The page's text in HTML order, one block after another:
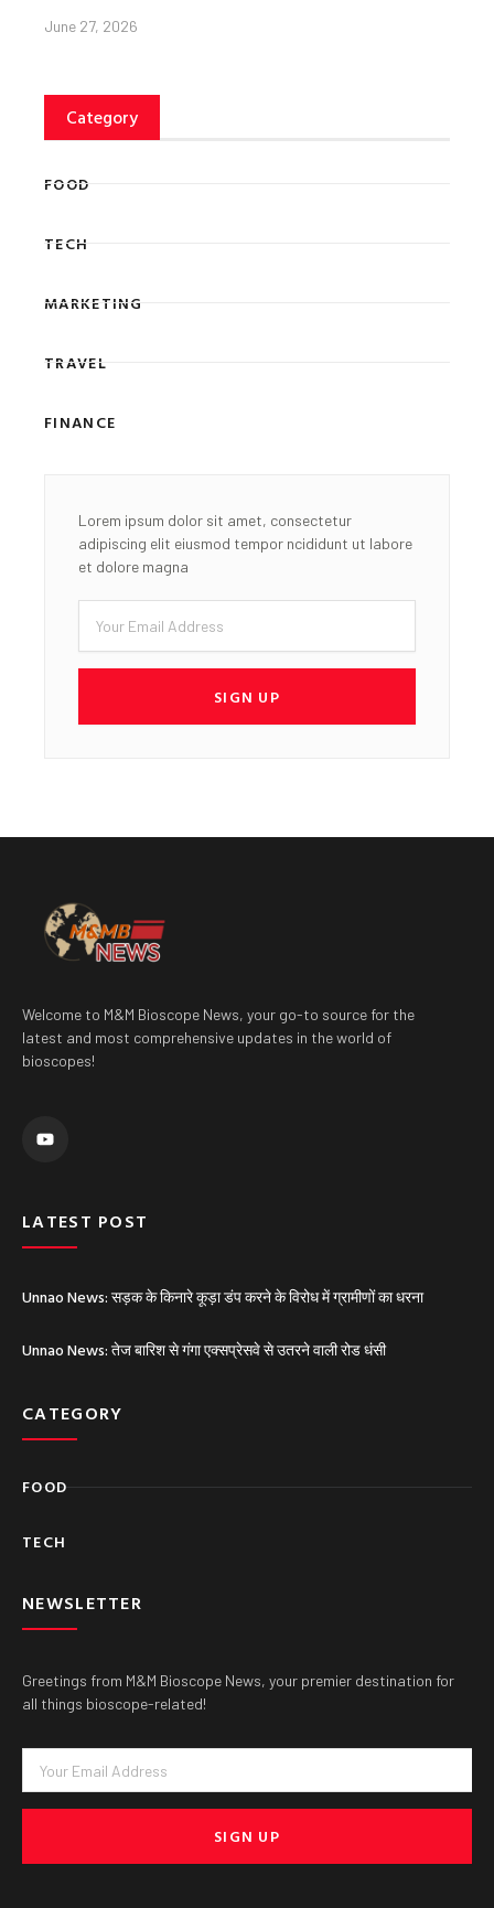
June 27, 2026
Category
FOOD
TECH
MARKETING
TRAVEL
FINANCE
Lorem ipsum dolor sit amet, consectetur
adipiscing elit eiusmod tempor ncididunt ut labore
et dolore magna
Email
SIGN UP
Welcome to M&M Bioscope News, your go-to source for the
latest and most comprehensive updates in the world of
bioscopes!
u
LATEST POST
Unnao News: सड़क के किनारे कूड़ा डंप करने के विरोध में ग्रामीणों का धरना
Unnao News: तेज बारिश से गंगा एक्सप्रेसवे से उतरने वाली रोड धंसी
CATEGORY
FOOD
TECH
NEWSLETTER
Greetings from M&M Bioscope News, your premier destination for
all things bioscope-related!
Email
SIGN UP